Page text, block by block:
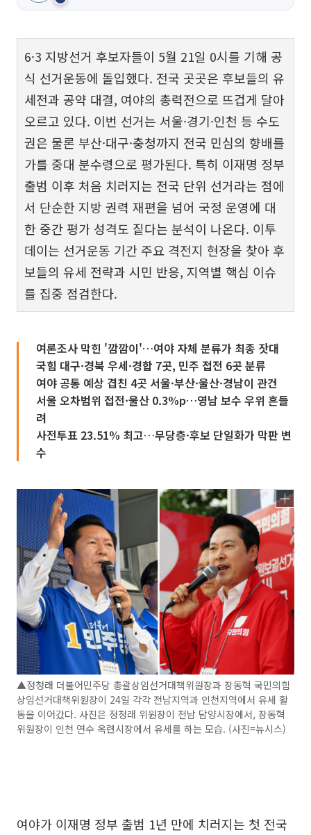
6·3 지방선거 후보자들이 5월 21일 0시를 기해 공
식 선거운동에 돌입했다. 전국 곳곳은 후보들의 유
세전과 공약 대결, 여야의 총력전으로 뜨겁게 달아
오르고 있다. 이번 선거는 서울·경기·인천 등 수도
권은 물론 부산·대구·충청까지 전국 민심의 향배를
가를 중대 분수령으로 평가된다. 특히 이재명 정부
출범 이후 처음 치러지는 전국 단위 선거라는 점에
서 단순한 지방 권력 재편을 넘어 국정 운영에 대
한 중간 평가 성격도 짙다는 분석이 나온다. 이투
데이는 선거운동 기간 주요 격전지 현장을 찾아 후
보들의 유세 전략과 시민 반응, 지역별 핵심 이슈
를 집중 점검한다.
여론조사 막힌 '깜깜이'…여야 자체 분류가 최종 잣대
국힘 대구·경북 우세·경합 7곳, 민주 접전 6곳 분류
여야 공통 예상 겹친 4곳 서울·부산·울산·경남이 관건
서울 오차범위 접전·울산 0.3%p…영남 보수 우위 흔들
려
사전투표 23.51% 최고…무당층·후보 단일화가 막판 변
수
▲정청래 더불어민주당 총괄상임선거대책위원장과 장동혁 국민의힘
상임선거대책위원장이 24일 각각 전남지역과 인천지역에서 유세 활
동을 이어갔다. 사진은 정청래 위원장이 전남 담양시장에서, 장동혁
위원장이 인천 연수 옥련시장에서 유세를 하는 모습. (사진=뉴시스)
여야가 이재명 정부 출범 1년 만에 치러지는 첫 전국